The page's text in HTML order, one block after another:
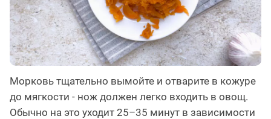
Морковь тщательно вымойте и отварите в кожуре
до мягкости - нож должен легко входить в овощ.
Обычно на это уходит 25–35 минут в зависимости